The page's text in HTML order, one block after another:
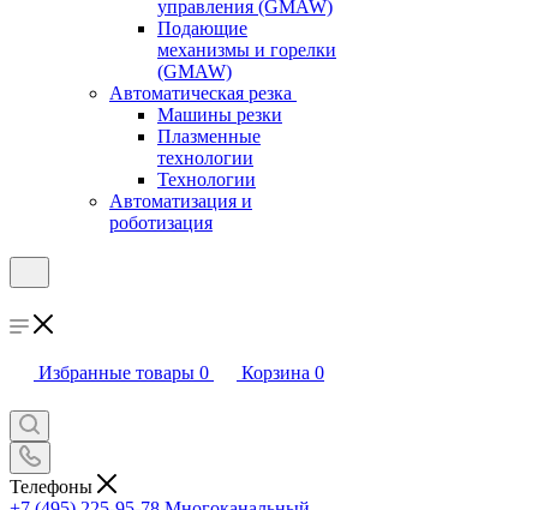
управления (GMAW)
Подающие
механизмы и горелки
(GMAW)
Автоматическая резка
Машины резки
Плазменные
технологии
Технологии
Автоматизация и
роботизация
Избранные товары 0 Корзина 0
Телефоны